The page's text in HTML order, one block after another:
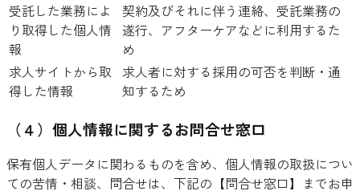
受託した業務によ
り取得した個人情
報
契約及びそれに伴う連絡、受託業務の
遂行、アフターケアなどに利用するた
め
求人サイトから取
得した情報
求人者に対する採用の可否を判断・通
知するため
（４）個人情報に関するお問合せ窓口
保有個人データに関わるものを含め、個人情報の取扱につい
ての苦情・相談、問合せは、下記の【問合せ窓口】までお申